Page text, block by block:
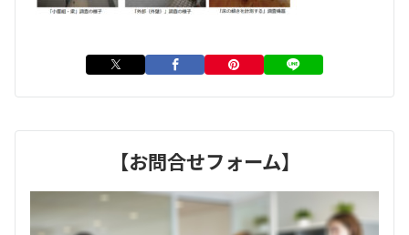
【お問合せフォーム】